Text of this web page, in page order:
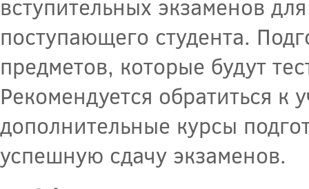
вступительных экзаменов
поступающего студента.
предметов, которые будут
Рекомендуется обратиться
дополнительные курсы
успешную сдачу экзаменов.